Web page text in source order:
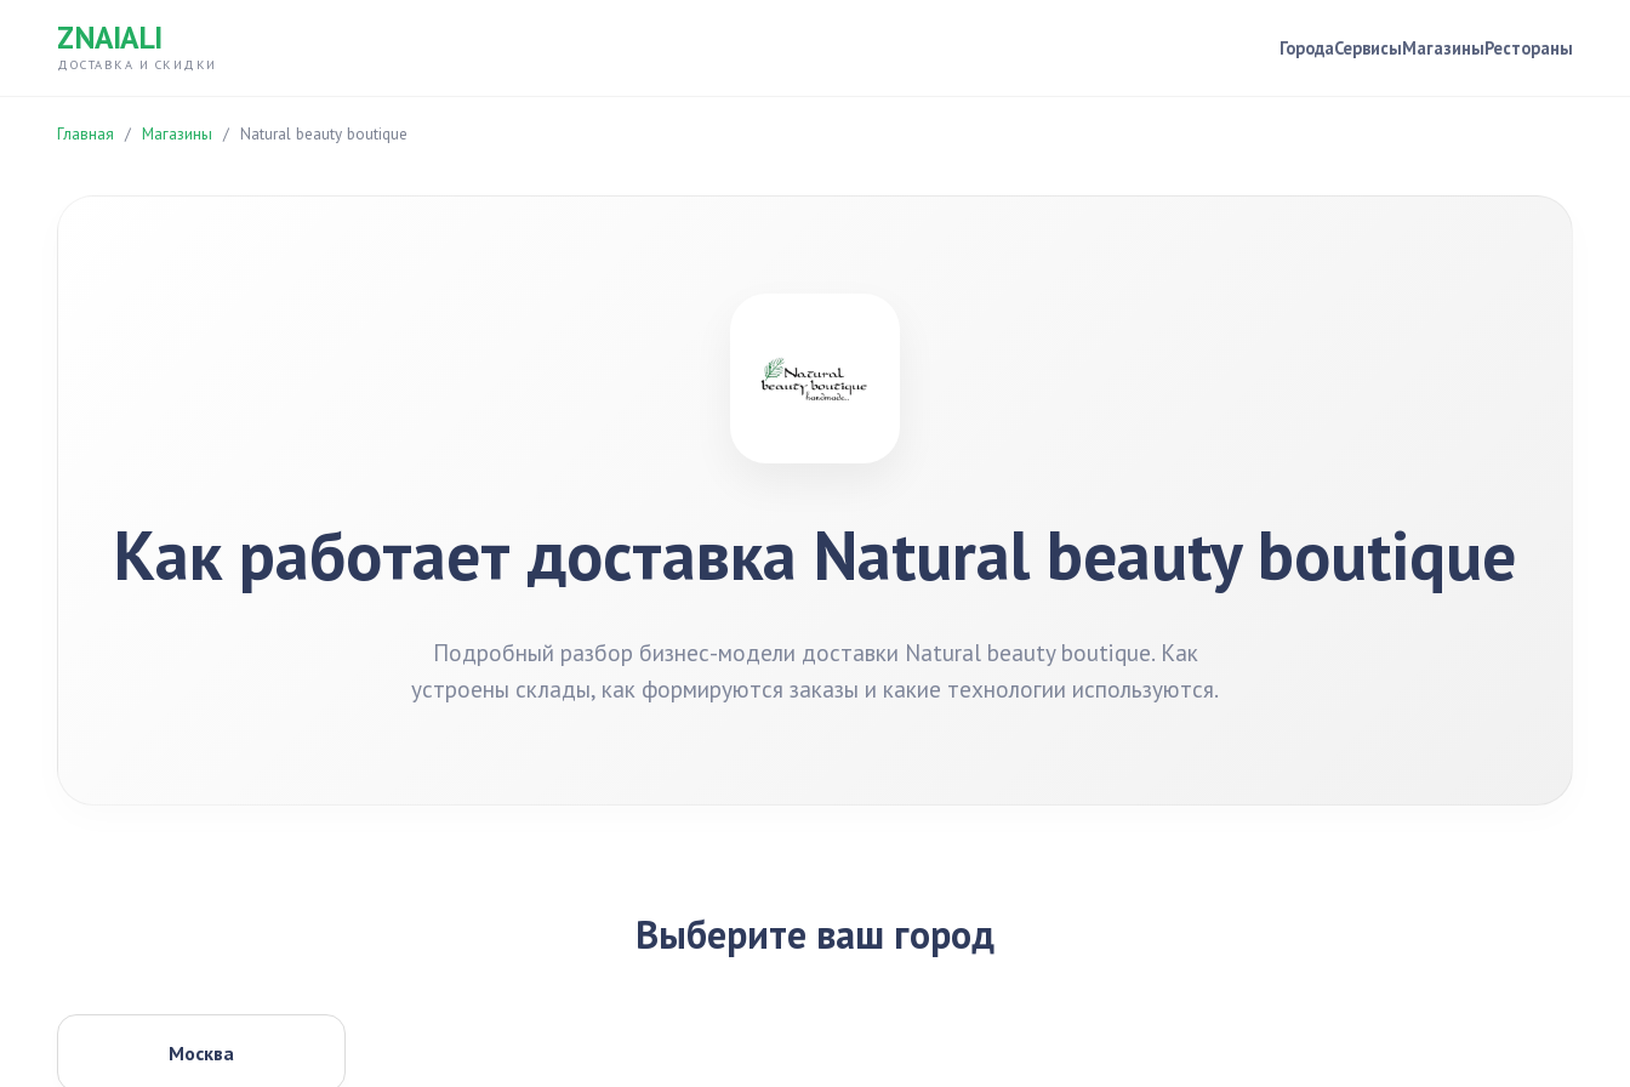
ZNAIALI
ДОСТАВКА И СКИДКИ
ГородаСервисыМагазиныРестораны
Главная / Магазины / Natural beauty boutique
Как работает доставка Natural beauty boutique
Подробный разбор бизнес-модели доставки Natural beauty boutique. Как
устроены склады, как формируются заказы и какие технологии используются.
Выберите ваш город
Москва